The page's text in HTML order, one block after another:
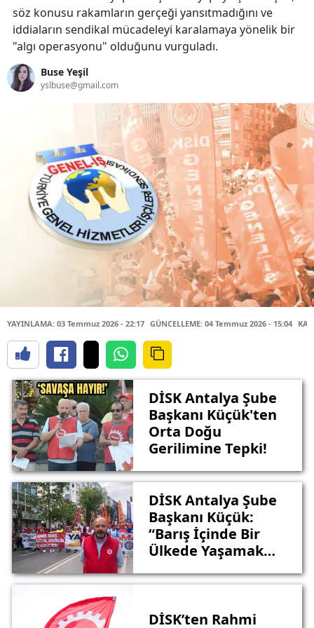
söz konusu rakamların gerçeği yansıtmadığını ve
iddiaların sendikal mücadeleyi karalamaya yönelik bir
"algı operasyonu" olduğunu vurguladı.
Buse Yeşil
yslbuse@gmail.com
YAYINLAMA: 03 Temmuz 2026 - 22:17 GÜNCELLEME: 04 Temmuz 2026 - 15:04
DİSK Antalya Şube
Başkanı Küçük'ten
Orta Doğu
Gerilimine Tepki!
DİSK Antalya Şube
Başkanı Küçük:
“Barış İçinde Bir
Ülkede Yaşamak
DİSK’ten Rahmi